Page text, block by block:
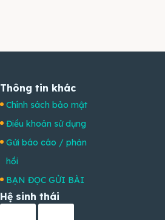
Thông tin khác
Chính sách bảo mật
Điều khoản sử dụng
Gửi báo cáo / phản
hồi
BẠN ĐỌC GỬI BÀI
Hệ sinh thái